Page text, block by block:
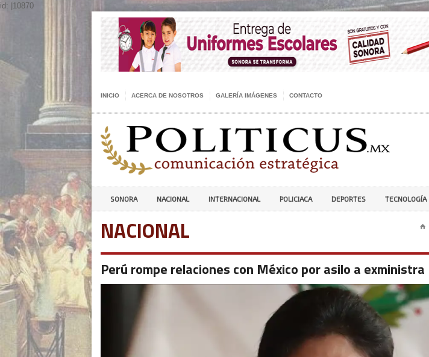
id: |10870
INICIO ACERCA DE NOSOTROS GALERÍA IMÁGENES CONTACTO
SONORA NACIONAL INTERNACIONAL POLICIACA DEPORTES TECNOLOGÍA
NACIONAL ⌂
Perú rompe relaciones con México por asilo a exministra